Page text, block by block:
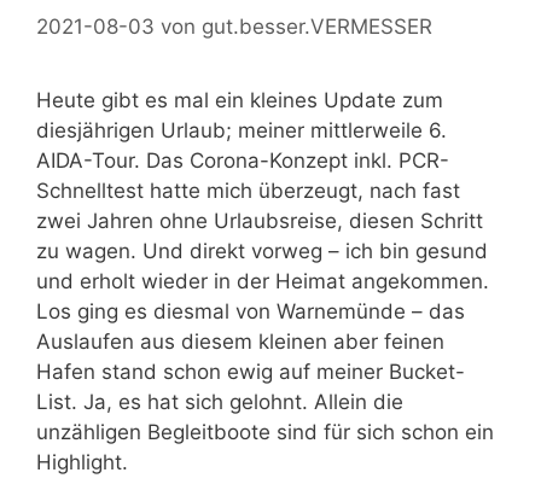
2021-08-03 von gut.besser.VERMESSER
Heute gibt es mal ein kleines Update zum
diesjährigen Urlaub; meiner mittlerweile 6.
AIDA-Tour. Das Corona-Konzept inkl. PCR-
Schnelltest hatte mich überzeugt, nach fast
zwei Jahren ohne Urlaubsreise, diesen Schritt
zu wagen. Und direkt vorweg – ich bin gesund
und erholt wieder in der Heimat angekommen.
Los ging es diesmal von Warnemünde – das
Auslaufen aus diesem kleinen aber feinen
Hafen stand schon ewig auf meiner Bucket-
List. Ja, es hat sich gelohnt. Allein die
unzähligen Begleitboote sind für sich schon ein
Highlight.